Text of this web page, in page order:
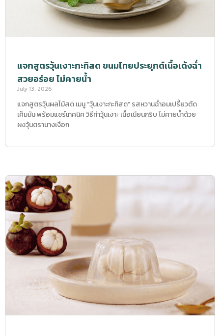
แจกสูตรวุ้นเงาะกะทิสด ขนมไทยประยุกต์เนื้อเด้งฉ่ำ
สวยอร่อย ไม่คายน้ำ
July 13, 2026
แจกสูตรวุ้นผลไม้สด เมนู “วุ้นเงาะกะทิสด” รสหวานฉ่ำอมเปรี้ยวตัด
เค็มมัน พร้อมแชร์เทคนิค วิธีทำวุ้นเงาะ เนื้อเนียนกริบ ไม่คายน้ำด้วย
ผงวุ้นตรานางเงือก